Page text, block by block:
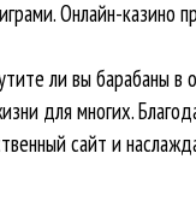
Онлайн-казино
ли вы барабаны
для многих.
сайт и